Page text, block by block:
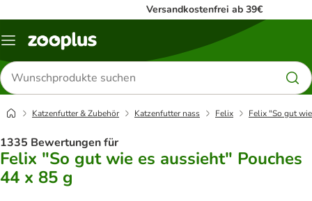
Versandkostenfrei ab 39€
Menü
Produkte
suchen
Katzenfutter & Zubehör Katzenfutter nass Felix Felix "So gut
1335 Bewertungen für
Felix "So gut wie es aussieht" Pouches
44 x 85 g